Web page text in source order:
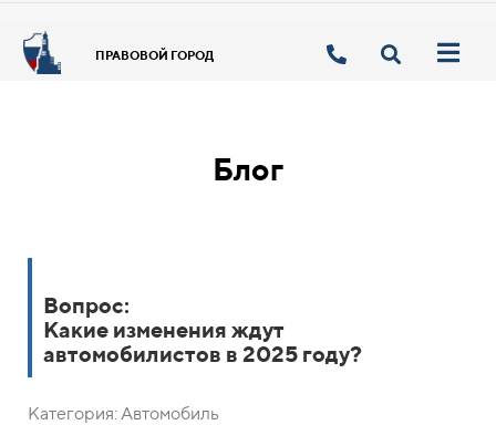
ПРАВОВОЙ ГОРОД
Блог
Вопрос:
Какие изменения ждут
автомобилистов в 2025 году?
Категория: Автомобиль